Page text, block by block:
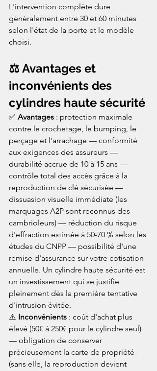
L'intervention complète dure
généralement entre 30 et 60 minutes
selon l'état de la porte et le modèle
choisi.
⚖️ Avantages et
inconvénients des
cylindres haute sécurité
✅ Avantages : protection maximale
contre le crochetage, le bumping, le
perçage et l'arrachage — conformité
aux exigences des assureurs —
durabilité accrue de 10 à 15 ans —
contrôle total des accès grâce à la
reproduction de clé sécurisée —
dissuasion visuelle immédiate (les
marquages A2P sont reconnus des
cambrioleurs) — réduction du risque
d'effraction estimée à 50-70 % selon les
études du CNPP — possibilité d'une
remise d'assurance sur votre cotisation
annuelle. Un cylindre haute sécurité est
un investissement qui se justifie
pleinement dès la première tentative
d'intrusion évitée.
⚠️ Inconvénients : coût d'achat plus
élevé (50€ à 250€ pour le cylindre seul)
— obligation de conserver
précieusement la carte de propriété
(sans elle, la reproduction devient